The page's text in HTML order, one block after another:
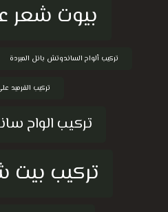
بيوت شعر
تركيب ألواح الساندوتش بانل المبردة
تركيب القرميد
تركيب الواح
تركيب بيت